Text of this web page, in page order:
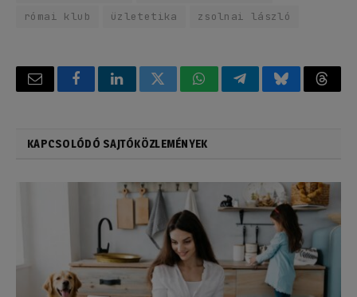
római klub
üzletetika zsolnai lászló
Email FacebookLinkedInTwitterWhatsAppTelegramBluesky
KAPCSOLÓDÓ SAJTÓKÖZLEMÉNYEK